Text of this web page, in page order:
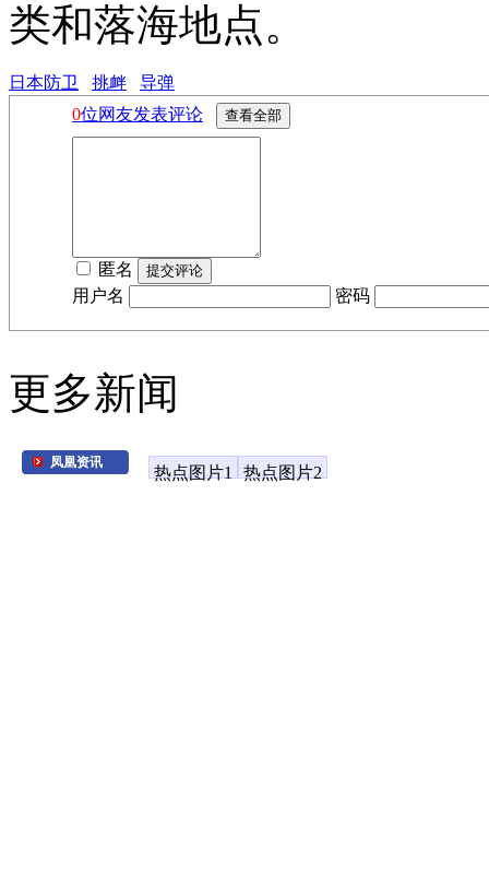
类和落海地点。
日本防卫 挑衅
导弹
0位网友发表评论
匿名
用户名
密码
更多新闻
凤凰资讯
热点图片1 热点图片2